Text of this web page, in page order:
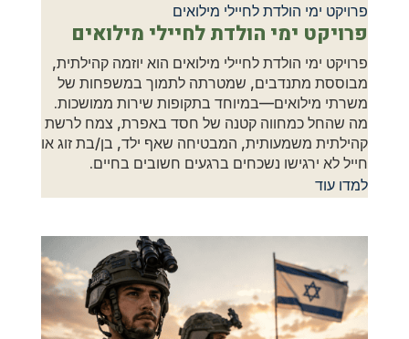
פרויקט ימי הולדת לחיילי מילואים
פרויקט ימי הולדת לחיילי מילואים
פרויקט ימי הולדת לחיילי מילואים הוא יוזמה קהילתית,
מבוססת מתנדבים, שמטרתה לתמוך במשפחות של
משרתי מילואים—במיוחד בתקופות שירות ממושכות.
מה שהחל כמחווה קטנה של חסד באפרת, צמח לרשת
קהילתית משמעותית, המבטיחה שאף ילד, בן/בת זוג או
חייל לא ירגישו נשכחים ברגעים חשובים בחיים.
למדו עוד